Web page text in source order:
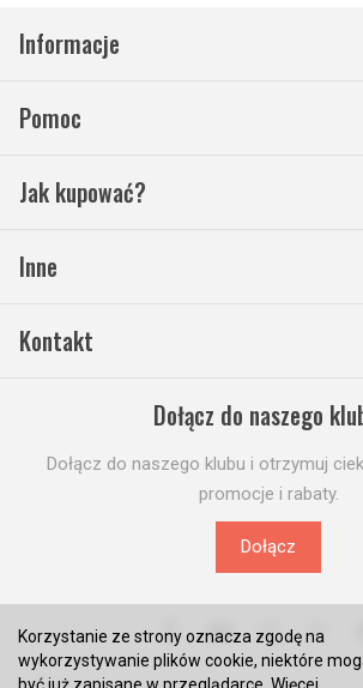
Informacje
Pomoc
Jak kupować?
Inne
Kontakt
Dołącz do naszego
Dołącz do naszego klubu i otrzymuj
promocje i rabaty.
Dołącz
Korzystanie ze strony oznacza zgodę na
wykorzystywanie plików cookie, niektóre